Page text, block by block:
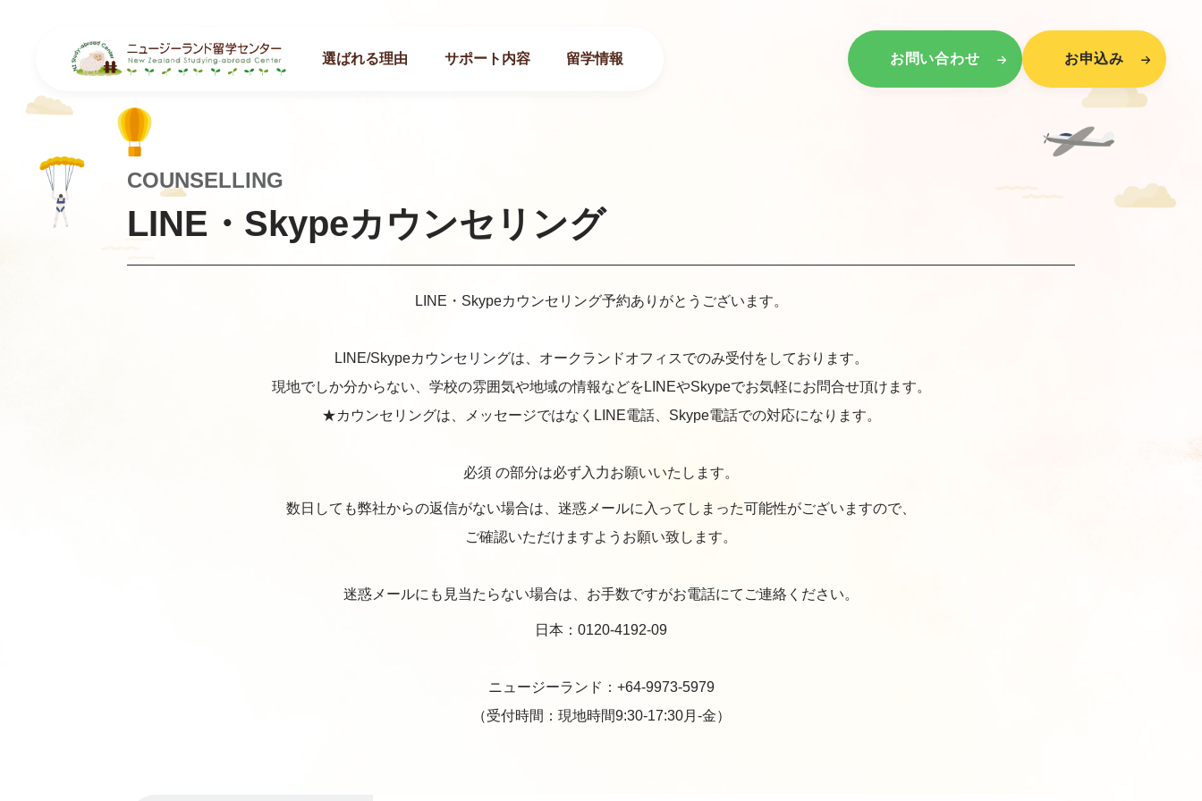
選ばれる理由 サポート内容 留学情報 お問い合わせ お申込み
LINE・Skypeカウンセリング
COUNSELLING
LINE・Skypeカウンセリング予約ありがとうございます。
LINE/Skypeカウンセリングは、オークランドオフィスでのみ受付をしております。
現地でしか分からない、学校の雰囲気や地域の情報などをLINEやSkypeでお気軽にお問合せ頂けます。
★カウンセリングは、メッセージではなくLINE電話、Skype電話での対応になります。
必須 の部分は必ず入力お願いいたします。
数日しても弊社からの返信がない場合は、迷惑メールに入ってしまった可能性がございますので、
ご確認いただけますようお願い致します。
迷惑メールにも見当たらない場合は、お手数ですがお電話にてご連絡ください。
日本：0120-4192-09
ニュージーランド：+64-9973-5979
（受付時間：現地時間9:30-17:30月-金）